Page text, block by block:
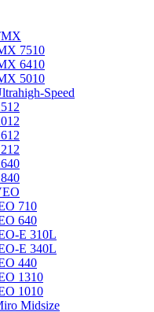
7510
6410
5010
Speed
710
640
E 310L
E 340L
440
1310
1010
Midsize